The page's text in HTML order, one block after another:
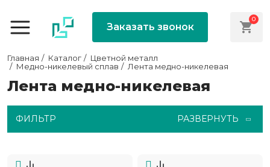
Заказать звонок
0
Главная Каталог
Цветной металл
Медно-никелевый сплав
Лента медно-никелевая
Лента медно-никелевая
ФИЛЬТР РАЗВЕРНУТЬ